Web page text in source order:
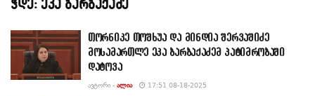
თორნიკე თოშხუა და მინდია შერვაშიძე
მოსამართლე ეკა ბარბაქაძემ პატიმრობაში
დატოვა
ᲐᲕᲢᲝᲠᲘ - ᲐᲚᲘᲐ 17:51 08-18-2025